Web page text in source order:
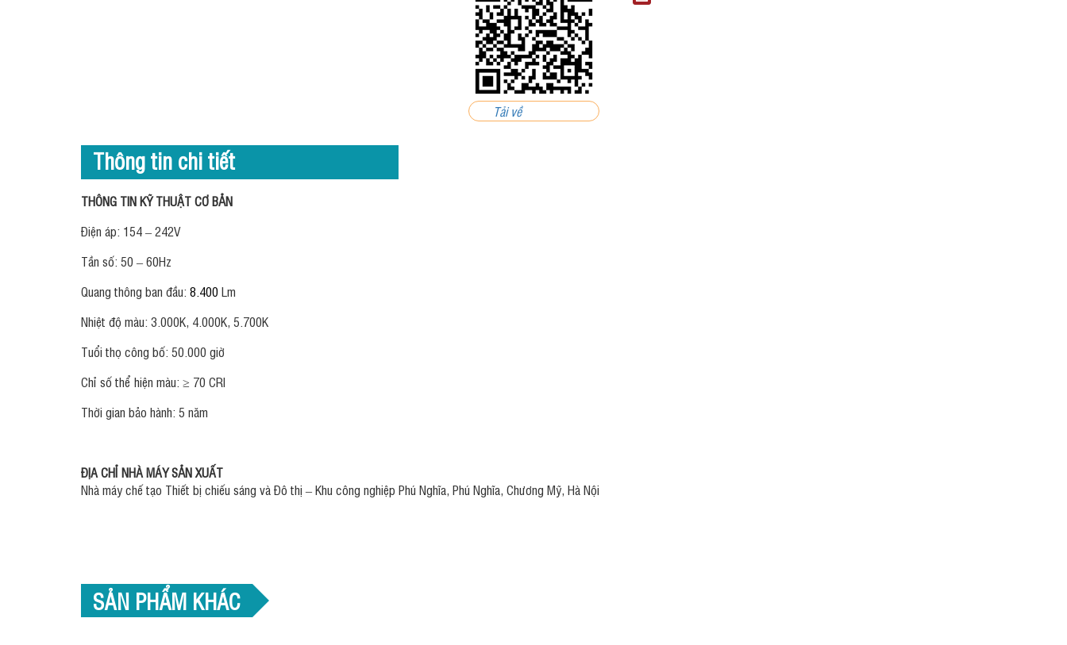
Tải về
Thông tin chi tiết
THÔNG TIN KỸ THUẬT CƠ BẢN
Điện áp: 154 – 242V
Tần số: 50 – 60Hz
Quang thông ban đầu: 8 .400 Lm
Nhiệt độ màu: 3.000K, 4.000K, 5.700K
Tuổi thọ công bố: 50.000 giờ
Chỉ số thể hiện màu: ≥​ 70 CRI
Thời gian bảo hành: 5 năm
ĐỊA CHỈ NHÀ MÁY SẢN XUẤT
Nhà máy chế tạo Thiết bị chiếu sáng và Đô thị – Khu công nghiệp Phú Nghĩa, Phú Nghĩa, Chương Mỹ, Hà Nội
SẢN PHẨM KHÁC